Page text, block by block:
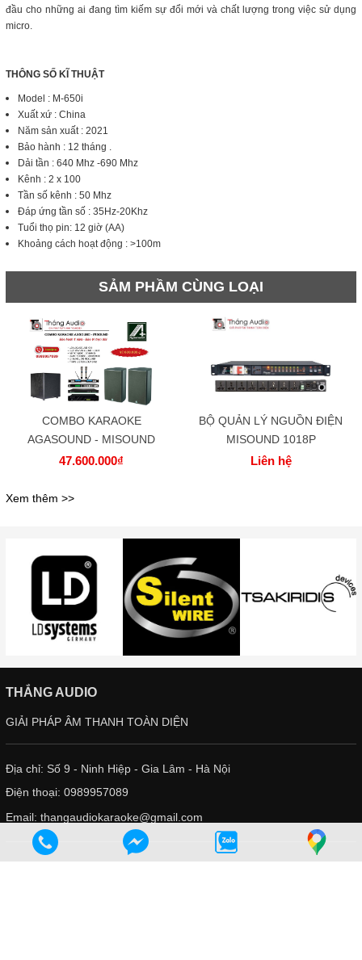
đầu cho những ai đang tìm kiếm sự đổi mới và chất lượng trong việc sử dụng
micro.
THÔNG SỐ KĨ THUẬT
Model : M-650i
Xuất xứ : China
Năm sản xuất : 2021
Bảo hành : 12 tháng .
Dải tần : 640 Mhz -690 Mhz
Kênh : 2 x 100
Tần số kênh : 50 Mhz
Đáp ứng tần số : 35Hz-20Khz
Tuổi thọ pin: 12 giờ (AA)
Khoảng cách hoạt động : >100m
SẢM PHẦM CÙNG LOẠI
COMBO KARAOKE
AGASOUND - MISOUND
47.600.000₫
BỘ QUẢN LÝ NGUỒN ĐIỆN
MISOUND 1018P
Liên hệ
Xem thêm >>
THẮNG AUDIO
GIẢI PHÁP ÂM THANH TOÀN DIỆN
Địa chỉ: Số 9 - Ninh Hiệp - Gia Lâm - Hà Nội
Điện thoại: 0989957089
Email: thangaudiokaraoke@gmail.com